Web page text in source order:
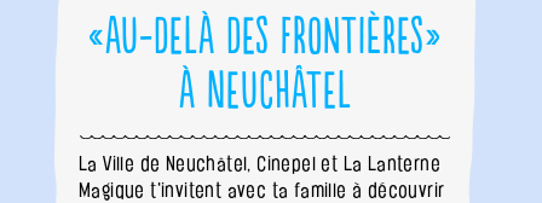
«Au-delà des frontières»
à Neuchâtel
La Ville de Neuchâtel, Cinepel et La Lanterne
Magique t'invitent avec ta famille à découvrir